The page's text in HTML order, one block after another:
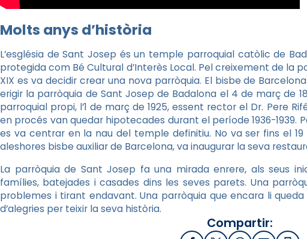
Molts anys d’història
L’església de Sant Josep és un temple parroquial catòlic de
protegida com Bé Cultural d’Interès Local. Pel creixement de la
XIX es va decidir crear una nova parròquia. El bisbe de
erigir la parròquia de Sant Josep de Badalona el 4 de març de
parroquial propi, l’1 de març de 1925, essent rector el Dr. Pere
en procés van quedar hipotecades durant el període 1936-1939.
es va centrar en la nau del temple definitiu. No va ser fins el
aleshores bisbe auxiliar de Barcelona, va inaugurar la seva
La parròquia de Sant Josep fa una mirada enrere, als seus
famílies, batejades i casades dins les seves parets. Una
problemes i tirant endavant. Una parròquia que encara li
d’alegries per teixir la seva història.
Compartir: